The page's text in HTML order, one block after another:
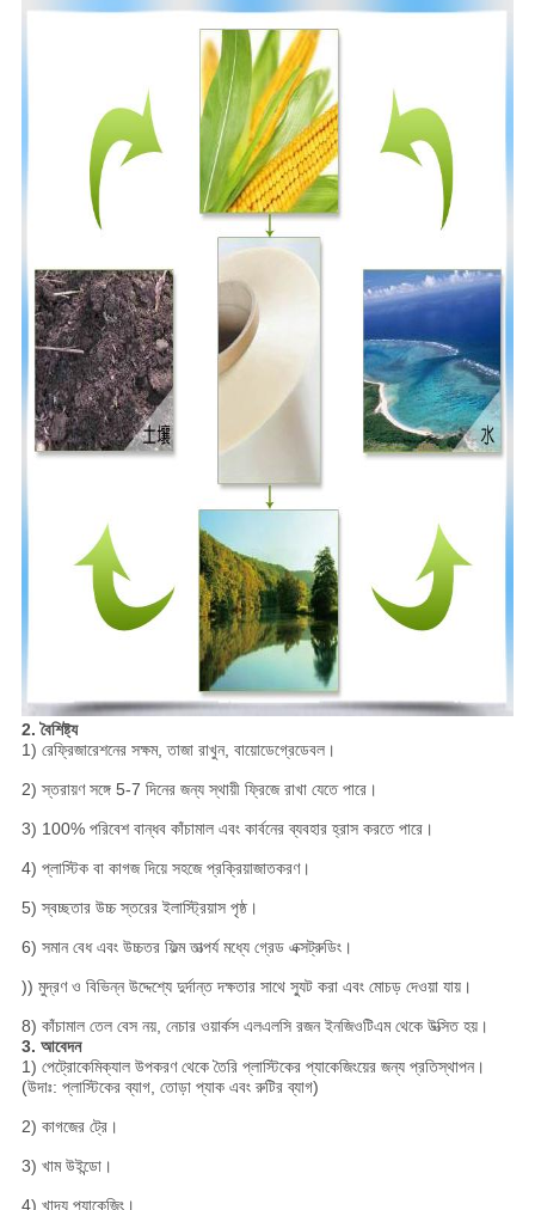
2. বৈশিষ্ট্য
1) রেফ্রিজারেশনের সক্ষম, তাজা রাখুন, বায়োডেগ্রেডেবল।
2) স্তরায়ণ সঙ্গে 5-7 দিনের জন্য স্থায়ী ফ্রিজে রাখা যেতে পারে।
3) 100% পরিবেশ বান্ধব কাঁচামাল এবং কার্বনের ব্যবহার হ্রাস করতে পারে।
4) প্লাস্টিক বা কাগজ দিয়ে সহজে প্রক্রিয়াজাতকরণ।
5) স্বচ্ছতার উচ্চ স্তরের ইলাস্ট্রিয়াস পৃষ্ঠ।
6) সমান বেধ এবং উচ্চতর ফিল্ম তাত্পর্য মধ্যে গ্রেড এক্সট্রুডিং।
)) মুদ্রণ ও বিভিন্ন উদ্দেশ্যে দুর্দান্ত দক্ষতার সাথে স্যুট করা এবং মোচড় দেওয়া যায়।
8) কাঁচামাল তেল বেস নয়, নেচার ওয়ার্কস এলএলসি রজন ইনজিওটিএম থেকে উত্সিত হয়।
3. আবেদন
1) পেট্রোকেমিক্যাল উপকরণ থেকে তৈরি প্লাস্টিকের প্যাকেজিংয়ের জন্য প্রতিস্থাপন।
(উদাঃ: প্লাস্টিকের ব্যাগ, তোড়া প্যাক এবং রুটির ব্যাগ)
2) কাগজের ট্রে।
3) খাম উইন্ডো।
4) খাদ্য প্যাকেজিং।